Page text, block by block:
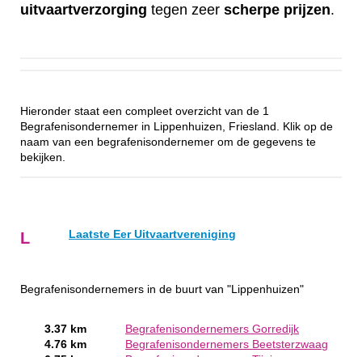
uitvaartverzorging tegen zeer scherpe prijzen.
Hieronder staat een compleet overzicht van de 1
Begrafenisondernemer in Lippenhuizen, Friesland. Klik op de
naam van een begrafenisondernemer om de gegevens te
bekijken.
L Laatste Eer Uitvaartvereniging
Begrafenisondernemers in de buurt van "Lippenhuizen"
3.37 km
Begrafenisondernemers Gorredijk
4.76 km
Begrafenisondernemers Beetsterzwaag